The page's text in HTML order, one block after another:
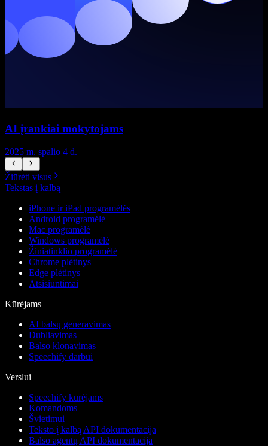
AI įrankiai mokytojams
2025 m. spalio 4 d.
Žiūrėti visus
Tekstas į kalbą
iPhone ir iPad programėlės
Android programėlė
Mac programėlė
Windows programėlė
Žiniatinklio programėlė
Chrome plėtinys
Edge plėtinys
Atsisiuntimai
Kūrėjams
AI balsų generavimas
Dubliavimas
Balso klonavimas
Speechify darbui
Verslui
Speechify kūrėjams
Komandoms
Švietimui
Teksto į kalbą API dokumentacija
Balso agentų API dokumentacija